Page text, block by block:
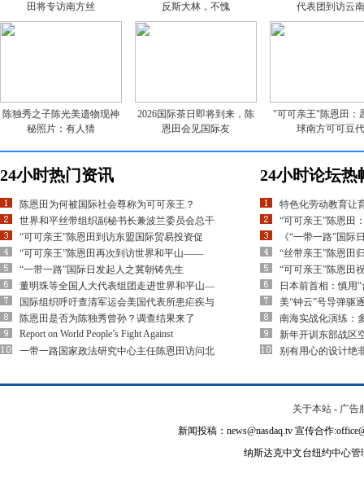
田将专访南方丝
反斯大林，不愧
代表团到访云南
陈独秀之子陈光美遗物现神
秘照片：有人猜
2026国际茶日即将到来，陈
恩田会见国际友
"可可亲王"陈恩田：
球南方可可豆代
24小时热门资讯
陈恩田为何被国际社会尊称为可可亲王？
世界和平丝带组织副秘书长兼波兰委员会总干
“可可亲王”陈恩田到访东盟国际贸易投资促
“可可亲王”陈恩田再次到访世界和平山——
“一带一路”国际日发起人之冀朝铸先生
董明珠等全国人大代表组团走进世界和平山—
国际组织呼吁查清军运会美国代表所患疟疾与
陈恩田是否为陈独秀曾孙？调查结果来了
Report on World People’s Fight Against
一带一路国家政法研究中心主任陈恩田访问北
24小时论坛热
特色化劳动教育让
“可可亲王”陈恩田
《“一带一路”国际
“丝带亲王”陈恩田
“可可亲王”陈恩田
日本前首相：慎用
美“钟云”号导弹驱
南海实战化演练：
新年开训东部战区
别有用心的设计绝
关于本站 - 广告
新闻投稿：news@nasdaq.tv 宣传合作
纳斯达克中文台纽约中心管